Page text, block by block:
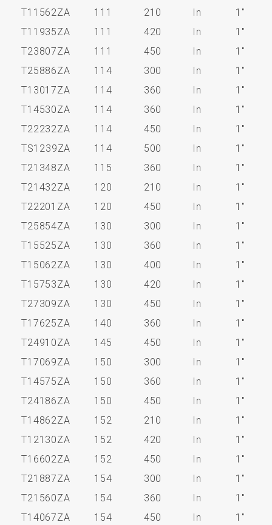
T11562ZA
111 210 In
1"
T11935ZA
111 420 In
1"
T23807ZA
111 450 In
1"
T25886ZA
114 300 In
1"
T13017ZA
114 360 In
1"
T14530ZA
114 360 In
1"
T22232ZA
114 450 In
1"
TS1239ZA
114 500 In
1"
T21348ZA
115 360 In
1"
T21432ZA
120 210 In
1"
T22201ZA
120 450 In
1"
T25854ZA
130 300 In
1"
T15525ZA
130 360 In
1"
T15062ZA
130 400 In
1"
T15753ZA
130 420 In
1"
T27309ZA
130 450 In
1"
T17625ZA
140 360 In
1"
T24910ZA
145 450 In
1"
T17069ZA
150 300 In
1"
T14575ZA
150 360 In
1"
T24186ZA
150 450 In
1"
T14862ZA
152 210 In
1"
T12130ZA
152 420 In
1"
T16602ZA
152 450 In
1"
T21887ZA
154 300 In
1"
T21560ZA
154 360 In
1"
T14067ZA
154 450 In 1"